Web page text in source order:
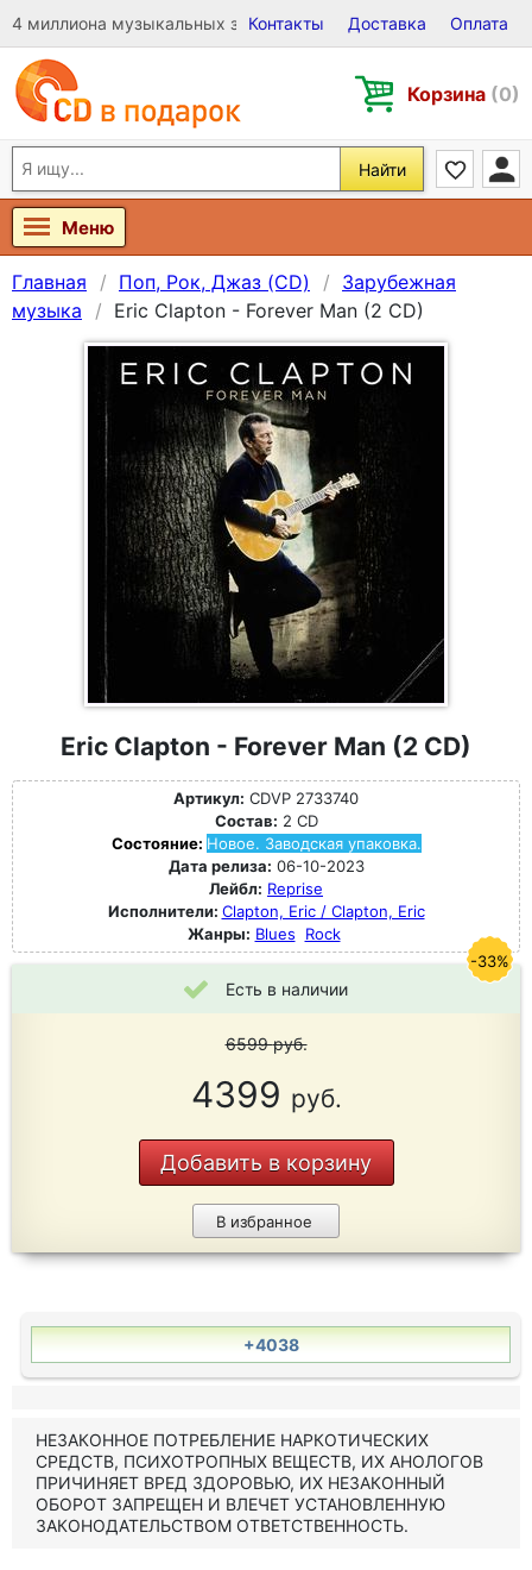
4 миллиона музыкальных записей на Виниле, CD и DVD
Контакты Доставка Оплата
Корзина (0)
Найти
Меню
Главная Поп, Рок, Джаз (CD)
Зарубежная
музыка
Eric Clapton - Forever Man (2 CD)
Eric Clapton - Forever Man (2 CD)
Артикул: CDVP 2733740
Состав: 2 CD
Состояние: Новое. Заводская упаковка.
Дата релиза: 06-10-2023
Лейбл: Reprise
Исполнители: Clapton, Eric / Clapton, Eric
Жанры: Blues Rock
Есть в наличии
6599руб.
4399 руб.
Добавить в корзину
В избранное
-33%
+4038
НЕЗАКОННОЕ ПОТРЕБЛЕНИЕ НАРКОТИЧЕСКИХ
СРЕДСТВ, ПСИХОТРОПНЫХ ВЕЩЕСТВ, ИХ АНОЛОГОВ
ПРИЧИНЯЕТ ВРЕД ЗДОРОВЬЮ, ИХ НЕЗАКОННЫЙ
ОБОРОТ ЗАПРЕЩЕН И ВЛЕЧЕТ УСТАНОВЛЕННУЮ
ЗАКОНОДАТЕЛЬСТВОМ ОТВЕТСТВЕННОСТЬ.